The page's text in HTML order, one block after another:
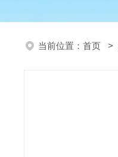
当前位置： 首页 >